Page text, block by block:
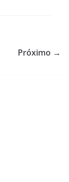
Próximo →